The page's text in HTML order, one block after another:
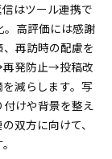
はツール連携で
。高評価には感謝
再訪時の配慮を
再発防止→投稿改
減らします。写
けや背景を整え
双方に向けて、